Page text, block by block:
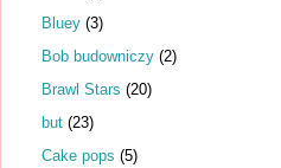
Bluey (3)
Bob budowniczy (2)
Brawl Stars (20)
but (23)
Cake pops (5)